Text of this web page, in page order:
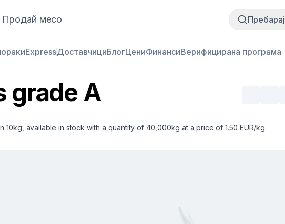
Продай месо Пребарај
ExpressДоставчициБлогЦениФинансиВерифицирана програма
grade A
10kg, available in stock with a quantity of 40,000kg at a price of 1.50 EUR/kg.